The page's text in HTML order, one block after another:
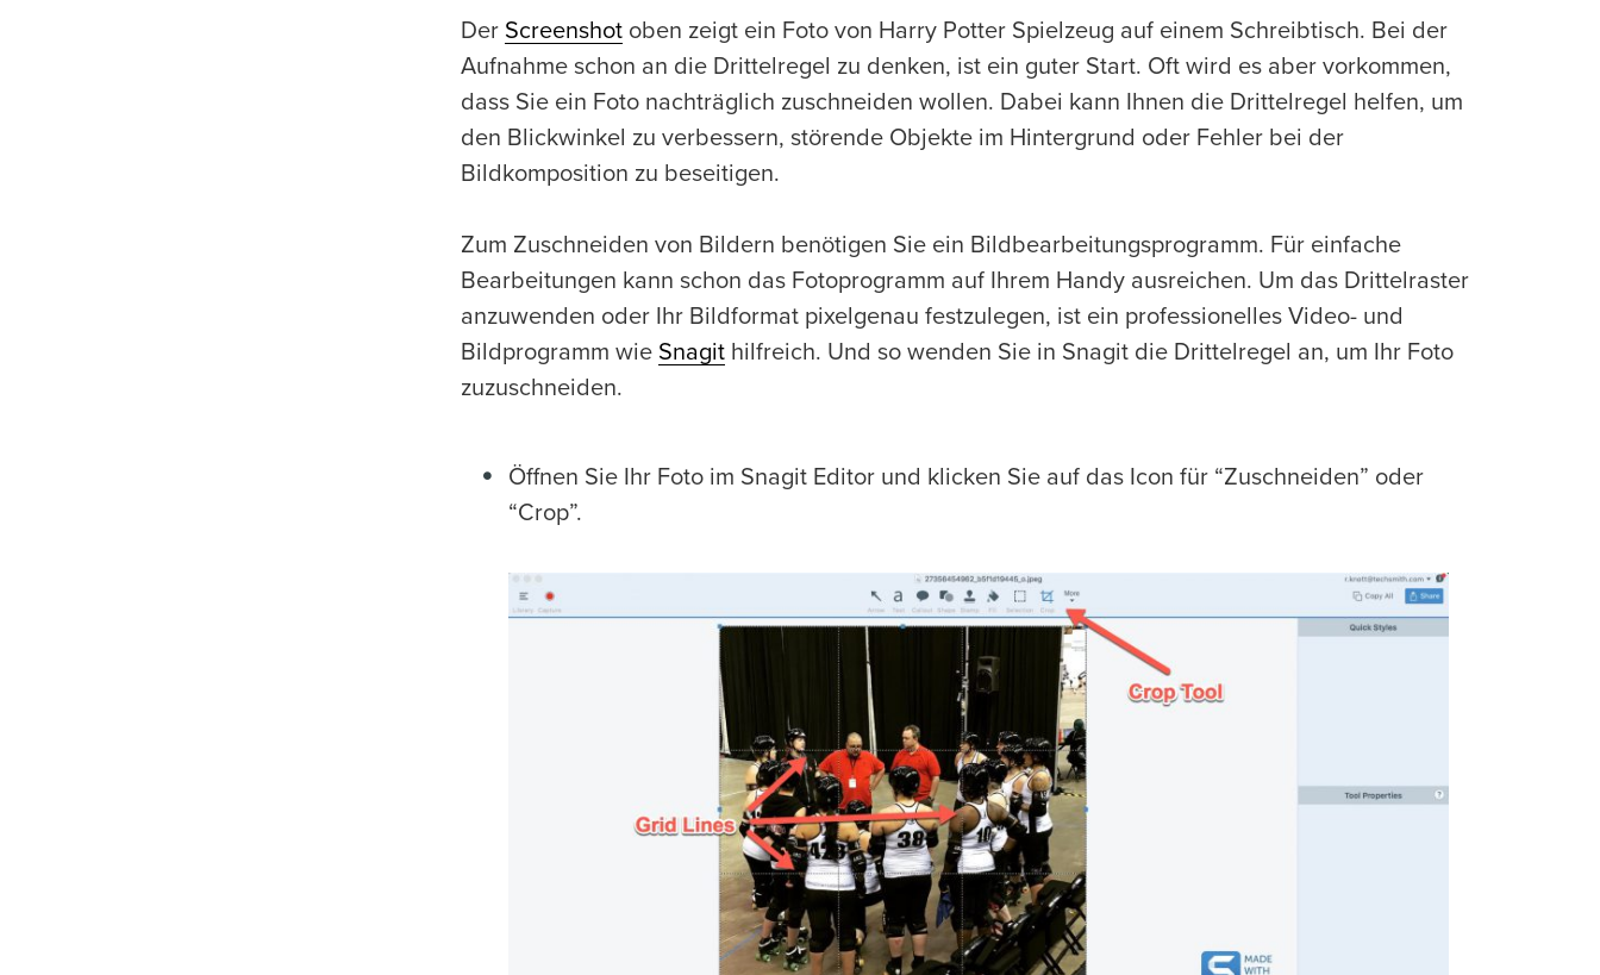
Der Screenshot oben zeigt ein Foto von Harry Potter Spielzeug auf einem Schreibtisch. Bei der
Aufnahme schon an die Drittelregel zu denken, ist ein guter Start. Oft wird es aber vorkommen,
dass Sie ein Foto nachträglich zuschneiden wollen. Dabei kann Ihnen die Drittelregel helfen, um
den Blickwinkel zu verbessern, störende Objekte im Hintergrund oder Fehler bei der
Bildkomposition zu beseitigen.
Zum Zuschneiden von Bildern benötigen Sie ein Bildbearbeitungsprogramm. Für einfache
Bearbeitungen kann schon das Fotoprogramm auf Ihrem Handy ausreichen. Um das Drittelraster
anzuwenden oder Ihr Bildformat pixelgenau festzulegen, ist ein professionelles Video- und
Bildprogramm wie Snagit hilfreich. Und so wenden Sie in Snagit die Drittelregel an, um Ihr Foto
zuzuschneiden.
Öffnen Sie Ihr Foto im Snagit Editor und klicken Sie auf das Icon für “Zuschneiden” oder
“Crop”.